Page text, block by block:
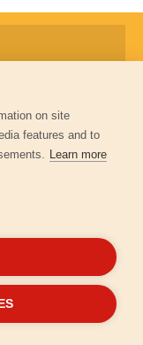
vyhrazena
on site
features and to
Learn more